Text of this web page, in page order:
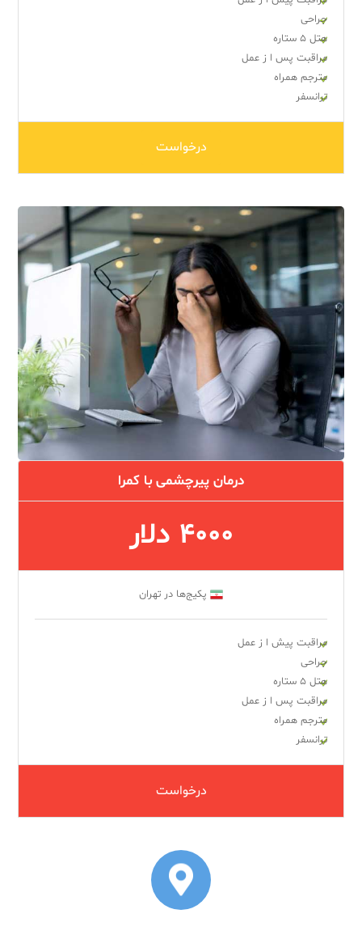
جراحی
هتل ۵ ستاره
مراقبت پس ا ز عمل
مترجم همراه
ترانسفر
درخواست
درمان پیرچشمی با کمرا
4000 دلار
پکیج‌ها در تهران
مراقبت پیش ا ز عمل
جراحی
هتل ۵ ستاره
مراقبت پس ا ز عمل
مترجم همراه
ترانسفر
درخواست